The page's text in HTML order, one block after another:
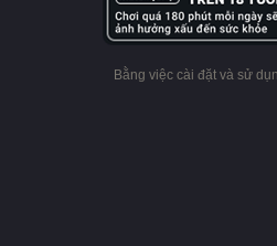
Bằng việc cài đặt và sử